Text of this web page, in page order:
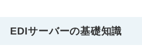
EDIサーバーの基礎知識